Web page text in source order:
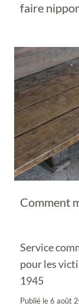
faire
Comment
Service
pour les
1945
Publié le6 août